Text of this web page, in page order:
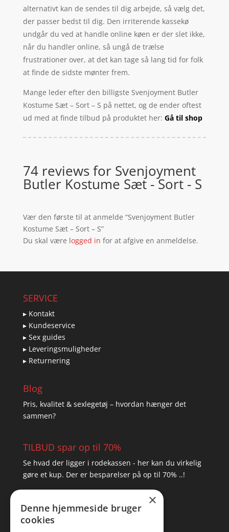
alternativt kan de sendes til dig arbejde, så vælg det,
der passer bedst til dig. Den irriterende kassekø
undgår du ved at handle online køen er der slet ikke,
når du handler online, så ungå de trælse
frustrationer over, at det kan tage så lang tid for folk
at finde de sidste mønter frem.
Mange leder efter den billigste Svenjoyment Butler
Kostume Sæt – Sort – S på nettet, og de ender oftest
ud med at finde tilbud på produktet her: Gå til shop
74 reviews for Svenjoyment
Butler Kostume Sæt - Sort - S
Vær den første til at anmelde “Svenjoyment Butler
Kostume Sæt – Sort – S”
Du skal være logged in for at afgive en anmeldelse.
SERVICE
▸ Kontakt
▸ Kundeservice
▸ Sex guides
▸ Leveringsmuligheder
▸ Returnering
Blog
Pris, kvalitet & sexlegetøj – hvordan hænger det
sammen?
TILBUD spar op til 70%
Se hvad der ligger i rodekassen - her kan du virkelig
gøre et kup. Der er besparelser på op til 70% ..!
×
Denne hjemmeside bruger
cookies